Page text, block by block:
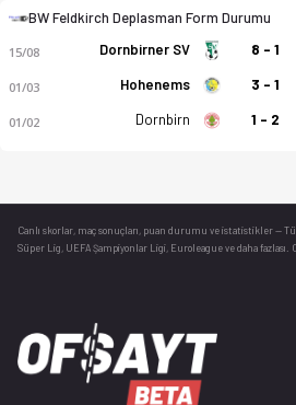
BW Feldkirch Deplasman Form Durumu
15/08 Dornbirner SV 8 - 1
01/03 Hohenems 3 - 1
01/02 Dornbirn 1 - 2
Canlı skorlar , maç sonuçları, puan durumu ve istatistikler —
Süper Lig, UEFA Şampiyonlar Ligi, Euroleague ve daha fazlası.